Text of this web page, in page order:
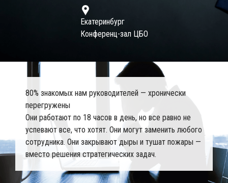
Екатеринбург
Конференц-зал ЦБО
80% знакомых нам руководителей — хронически
перегружены
Они работают по 18 часов в день, но все равно не
успевают все, что хотят. Они могут заменить любого
сотрудника. Они закрывают дыры и тушат пожары —
вместо решения стратегических задач.